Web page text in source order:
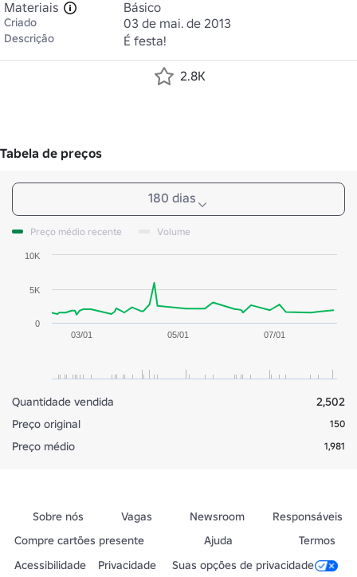
Materiais
Básico
Criado 03 de mai. de 2013
Descrição É festa!
2.8K
Tabela de preços
180 dias
Preço médio recente Volume
03/01 05/01 07/01
0
5K
10K
Quantidade vendida
2,502
Preço original
150
Preço médio 1,981
Sobre nós Vagas Newsroom
Responsáveis
Compre cartões presente
Ajuda
Termos
Acessibilidade
Privacidade Suas opções de privacidade